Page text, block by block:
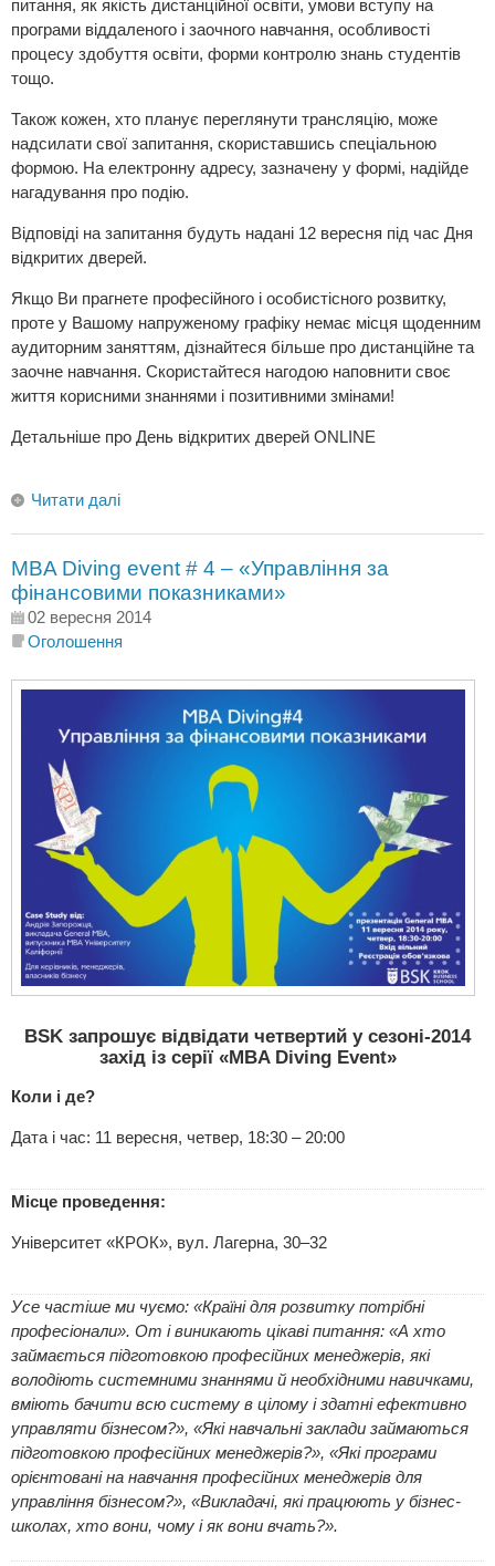
питання, як якість дистанційної освіти, умови вступу на
програми віддаленого і заочного навчання, особливості
процесу здобуття освіти, форми контролю знань студентів
тощо.
Також кожен, хто планує переглянути трансляцію, може
надсилати свої запитання, скориставшись спеціальною
формою. На електронну адресу, зазначену у формі, надійде
нагадування про подію.
Відповіді на запитання будуть надані 12 вересня під час Дня
відкритих дверей.
Якщо Ви прагнете професійного і особистісного розвитку,
проте у Вашому напруженому графіку немає місця щоденним
аудиторним заняттям, дізнайтеся більше про дистанційне та
заочне навчання. Скористайтеся нагодою наповнити своє
життя корисними знаннями і позитивними змінами!
Детальніше про День відкритих дверей ONLINE
Читати далі
MBA Diving еvent # 4 – «Управління за
фінансовими показниками»
02 вересня 2014
Оголошення
BSK запрошує відвідати четвертий у сезоні-2014
захід із серії «MBA Diving Event»
Коли і де?
Дата і час: 11 вересня, четвер, 18:30 – 20:00
Місце проведення:
Університет «КРОК», вул. Лагерна, 30–32
Усе частіше ми чуємо: «Країні для розвитку потрібні
професіонали». От і виникають цікаві питання: «А хто
займається підготовкою професійних менеджерів, які
володіють системними знаннями й необхідними навичками,
вміють бачити всю систему в цілому і здатні ефективно
управляти бізнесом?», «Які навчальні заклади займаються
підготовкою професійних менеджерів?», «Які програми
орієнтовані на навчання професійних менеджерів для
управління бізнесом?», «Викладачі, які працюють у бізнес-
школах, хто вони, чому і як вони вчать?».